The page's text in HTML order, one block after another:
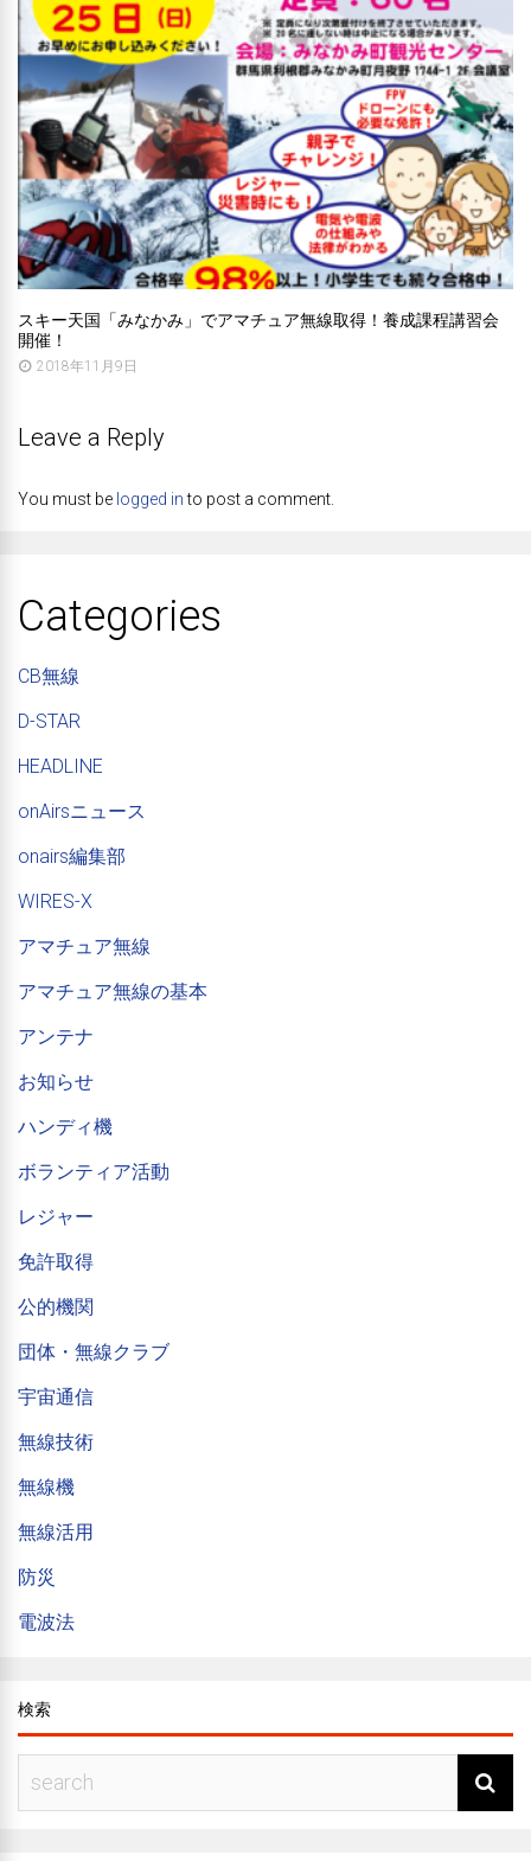
スキー天国「みなかみ」でアマチュア無線取得！養成課程講習会
開催！
2018年11月9日
Leave a Reply
You must be logged into post a comment.
Categories
CB無線
D-STAR
HEADLINE
onAirsニュース
onairs編集部
WIRES-X
アマチュア無線
アマチュア無線の基本
アンテナ
お知らせ
ハンディ機
ボランティア活動
レジャー
免許取得
公的機関
団体・無線クラブ
宇宙通信
無線技術
無線機
無線活用
防災
電波法
検索